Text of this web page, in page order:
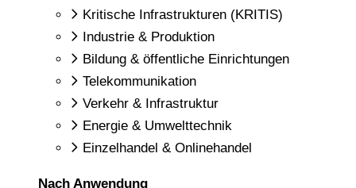
Kritische Infrastrukturen (KRITIS)
Industrie & Produktion
Bildung & öffentliche Einrichtungen
Telekommunikation
Verkehr & Infrastruktur
Energie & Umwelttechnik
Einzelhandel & Onlinehandel
Nach Anwendung